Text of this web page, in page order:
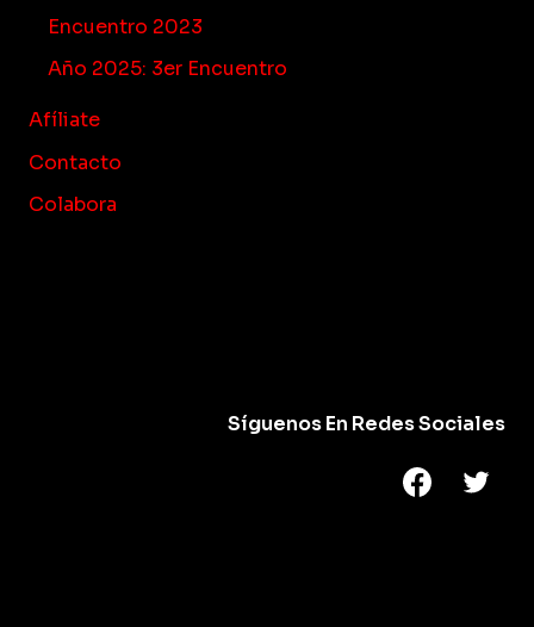
Encuentro 2023
Año 2025: 3er Encuentro
Afíliate
Contacto
Colabora
Síguenos En Redes Sociales